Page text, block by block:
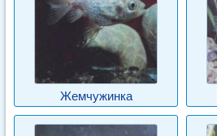
Жемчужинка